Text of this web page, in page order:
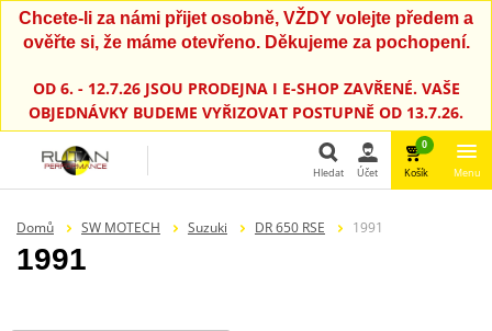
Chcete-li za námi přijet osobně, VŽDY volejte předem a
ověřte si, že máme otevřeno. Děkujeme za pochopení.
OD 6. - 12.7.26 JSOU PRODEJNA I E-SHOP ZAVŘENÉ. VAŠE
OBJEDNÁVKY BUDEME VYŘIZOVAT POSTUPNĚ OD 13.7.26.
Hledat Účet
0
Košík Menu
Domů SW MOTECH Suzuki DR 650 RSE 1991
1991